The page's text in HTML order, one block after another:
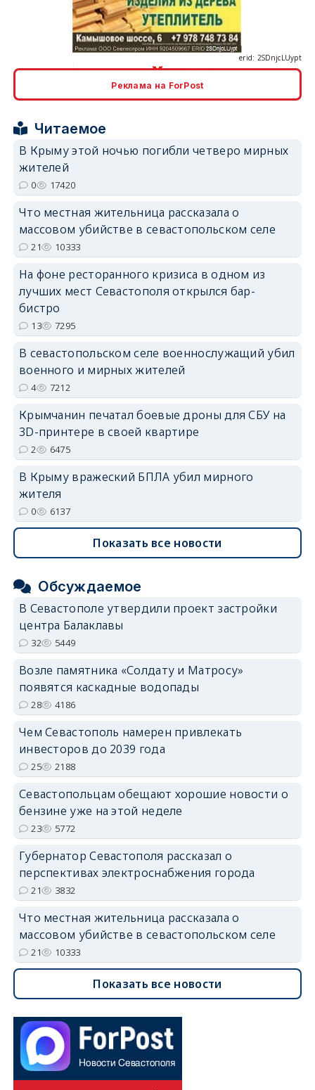
Реклама на ForPost
Читаемое
В Крыму этой ночью погибли четверо мирных
жителей
0 17420
Что местная жительница рассказала о
массовом убийстве в севастопольском селе
21 10333
На фоне ресторанного кризиса в одном из
лучших мест Севастополя открылся бар-
бистро
13 7295
В севастопольском селе военнослужащий убил
военного и мирных жителей
4 7212
Крымчанин печатал боевые дроны для СБУ на
3D-принтере в своей квартире
2 6475
В Крыму вражеский БПЛА убил мирного
жителя
0 6137
Показать все новости
Обсуждаемое
В Севастополе утвердили проект застройки
центра Балаклавы
32 5449
Возле памятника «Солдату и Матросу»
появятся каскадные водопады
28 4186
Чем Севастополь намерен привлекать
инвесторов до 2039 года
25 2188
Севастопольцам обещают хорошие новости о
бензине уже на этой неделе
23 5772
Губернатор Севастополя рассказал о
перспективах электроснабжения города
21 3832
Что местная жительница рассказала о
массовом убийстве в севастопольском селе
21 10333
Показать все новости